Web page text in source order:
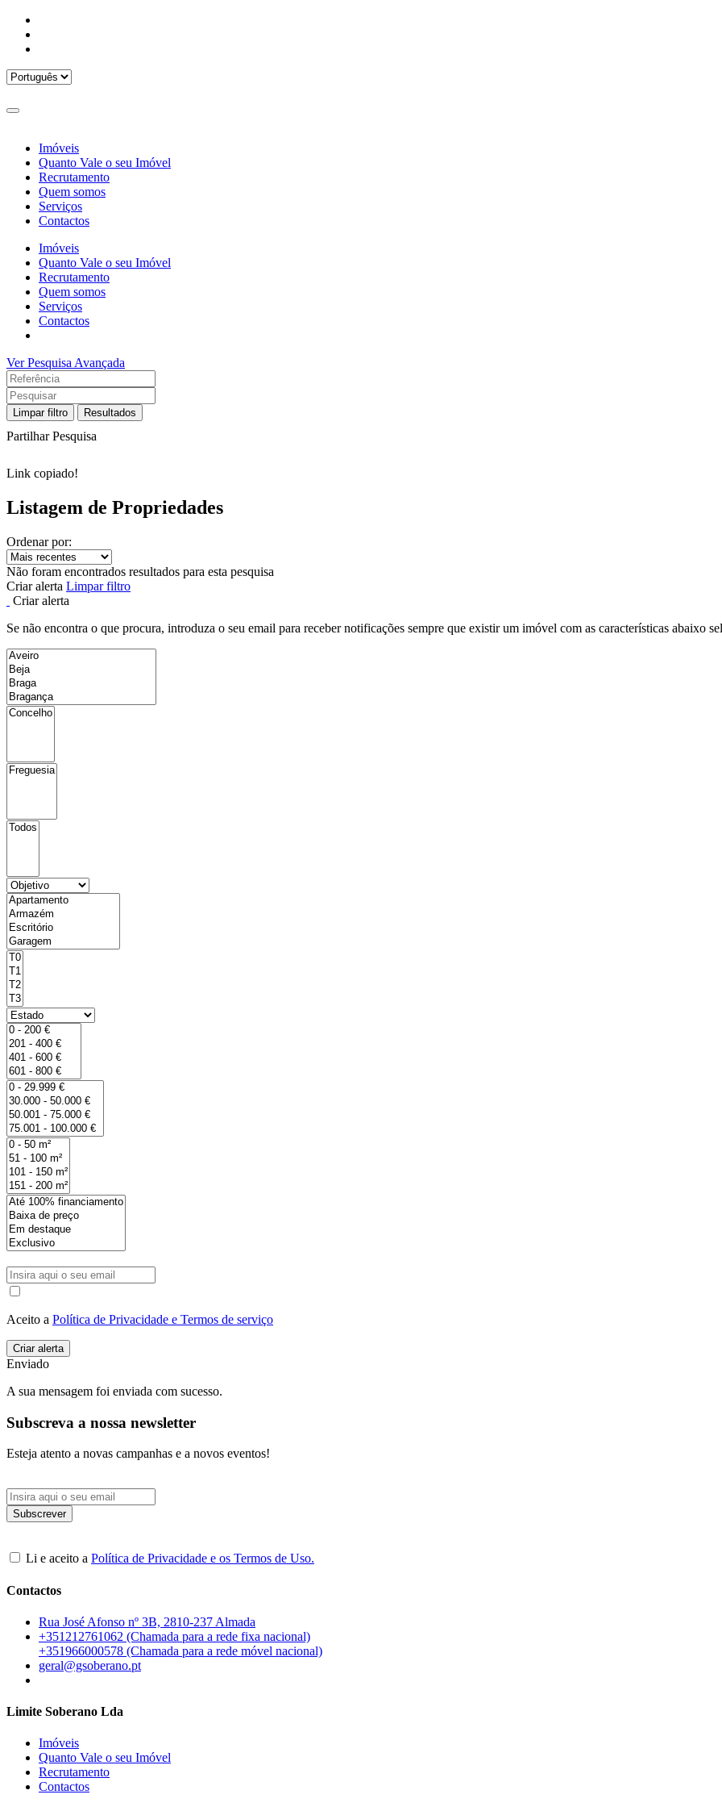
Imóveis
Quanto Vale o seu Imóvel
Recrutamento
Quem somos
Serviços
Contactos
Imóveis
Quanto Vale o seu Imóvel
Recrutamento
Quem somos
Serviços
Contactos
Ver Pesquisa Avançada
Limpar filtro Resultados
Partilhar Pesquisa
Link copiado!
Listagem de Propriedades
Ordenar por:
Não foram encontrados resultados para esta pesquisa
Criar alerta Limpar filtro
Criar alerta
Se não encontra o que procura, introduza o seu email para receber notificações sempre que existir um imóvel com as características abaixo
Aceito a Política de Privacidade e Termos de serviço
Enviado
A sua mensagem foi enviada com sucesso.
Subscreva a nossa newsletter
Esteja atento a novas campanhas e a novos eventos!
Li e aceito a Política de Privacidade e os Termos de Uso.
Contactos
Rua José Afonso nº 3B, 2810-237 Almada
+351212761062 (Chamada para a rede fixa nacional)
+351966000578 (Chamada para a rede móvel nacional)
geral@gsoberano.pt
Limite Soberano Lda
Imóveis
Quanto Vale o seu Imóvel
Recrutamento
Contactos